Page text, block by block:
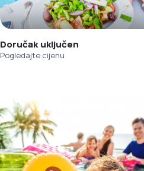
Doručak uključen
Pogledajte cijenu